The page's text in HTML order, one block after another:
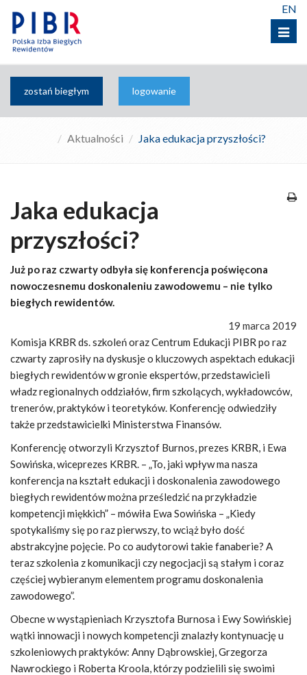
Menu
EN
zostań biegłym logowanie
Aktualności Jaka edukacja przyszłości?
Jaka edukacja
przyszłości?
Już po raz czwarty odbyła się konferencja poświęcona
nowoczesnemu doskonaleniu zawodowemu – nie tylko
biegłych rewidentów.
19 marca 2019
Komisja KRBR ds. szkoleń oraz Centrum Edukacji PIBR po raz
czwarty zaprosiły na dyskusje o kluczowych aspektach edukacji
biegłych rewidentów w gronie ekspertów, przedstawicieli
władz regionalnych oddziałów, firm szkolących, wykładowców,
trenerów, praktyków i teoretyków. Konferencję odwiedziły
także przedstawicielki Ministerstwa Finansów.
Konferencję otworzyli Krzysztof Burnos, prezes KRBR, i Ewa
Sowińska, wiceprezes KRBR. – „To, jaki wpływ ma nasza
konferencja na kształt edukacji i doskonalenia zawodowego
biegłych rewidentów można prześledzić na przykładzie
kompetencji miękkich” – mówiła Ewa Sowińska – „Kiedy
spotykaliśmy się po raz pierwszy, to wciąż było dość
abstrakcyjne pojęcie. Po co audytorowi takie fanaberie? A
teraz szkolenia z komunikacji czy negocjacji są stałym i coraz
częściej wybieranym elementem programu doskonalenia
zawodowego”.
Obecne w wystąpieniach Krzysztofa Burnosa i Ewy Sowińskiej
wątki innowacji i nowych kompetencji znalazły kontynuację u
szkoleniowych praktyków: Anny Dąbrowskiej, Grzegorza
Nawrockiego i Roberta Kroola, którzy podzielili się swoimi